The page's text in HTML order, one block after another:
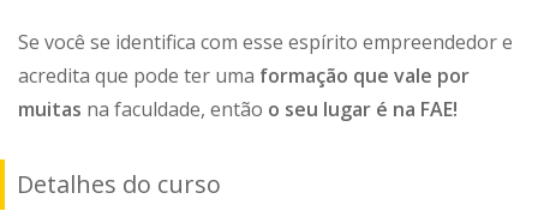
Se você se identifica com esse espírito empreendedor e
acredita que pode ter uma formação que vale por
muitas na faculdade, então o seu lugar é na FAE!
Detalhes do curso